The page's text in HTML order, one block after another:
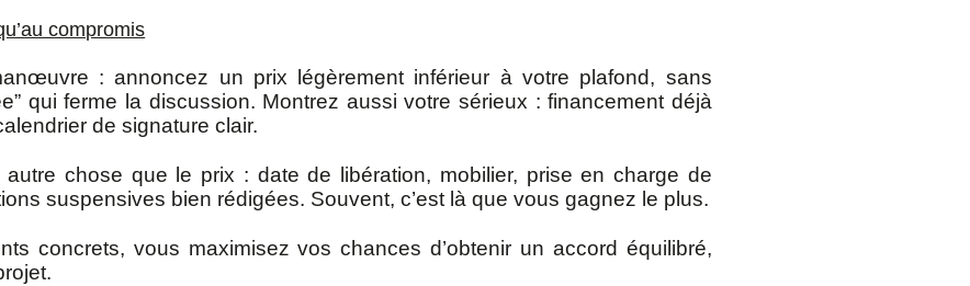
compromis
: annoncez un prix légèrement inférieur à votre plafond, sans
qui ferme la discussion. Montrez aussi votre sérieux : financement déjà
de signature clair.
chose que le prix : date de libération, mobilier, prise en charge de
suspensives bien rédigées. Souvent, c’est là que vous gagnez le plus.
concrets, vous maximisez vos chances d’obtenir un accord équilibré,